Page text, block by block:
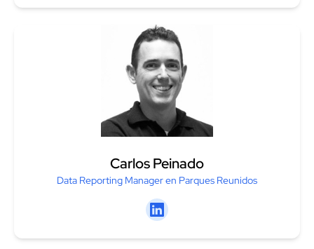
Carlos Peinado
Data Reporting Manager en Parques Reunidos
Linkedin